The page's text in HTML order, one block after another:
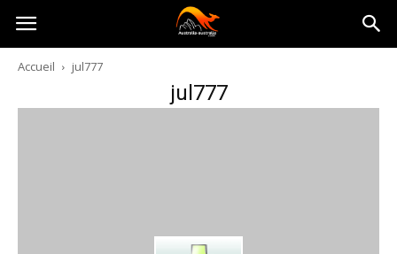
Australia-
australie.com
Accueil jul777
jul777